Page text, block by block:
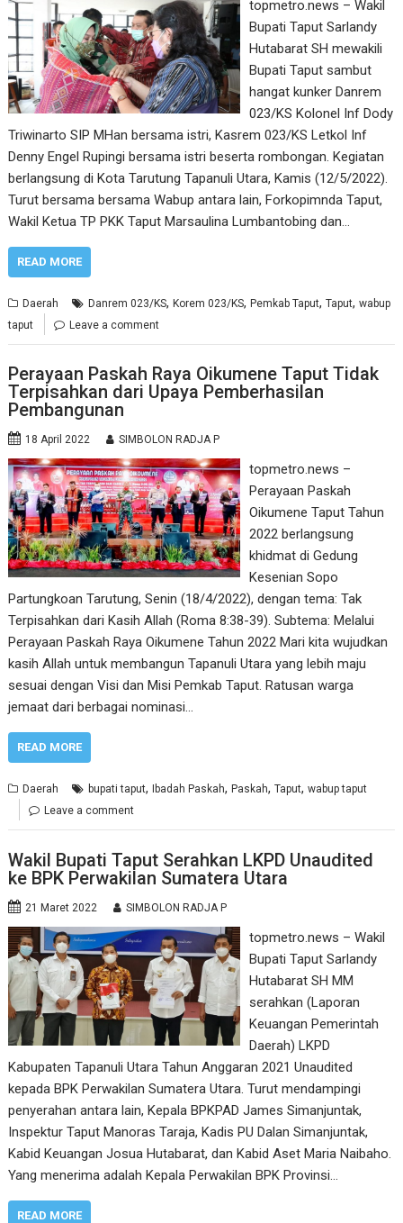
topmetro.news – Wakil
Bupati Taput Sarlandy
Hutabarat SH mewakili
Bupati Taput sambut
hangat kunker Danrem
023/KS Kolonel Inf Dody
Triwinarto SIP MHan bersama istri, Kasrem 023/KS Letkol Inf
Denny Engel Rupingi bersama istri beserta rombongan. Kegiatan
berlangsung di Kota Tarutung Tapanuli Utara, Kamis (12/5/2022).
Turut bersama bersama Wabup antara lain, Forkopimnda Taput,
Wakil Ketua TP PKK Taput Marsaulina Lumbantobing dan…
READ MORE
Daerah Danrem 023/KS,Korem 023/KS,Pemkab Taput,Taput,wabup
taput
Leave a comment
Perayaan Paskah Raya Oikumene Taput Tidak
Terpisahkan dari Upaya Pemberhasilan
Pembangunan
18 April 2022 SIMBOLON RADJA P
topmetro.news –
Perayaan Paskah
Oikumene Taput Tahun
2022 berlangsung
khidmat di Gedung
Kesenian Sopo
Partungkoan Tarutung, Senin (18/4/2022), dengan tema: Tak
Terpisahkan dari Kasih Allah (Roma 8:38-39). Subtema: Melalui
Perayaan Paskah Raya Oikumene Tahun 2022 Mari kita wujudkan
kasih Allah untuk membangun Tapanuli Utara yang lebih maju
sesuai dengan Visi dan Misi Pemkab Taput. Ratusan warga
jemaat dari berbagai nominasi…
READ MORE
Daerah bupati taput, Ibadah Paskah,Paskah,Taput,wabup taput
Leave a comment
Wakil Bupati Taput Serahkan LKPD Unaudited
ke BPK Perwakilan Sumatera Utara
21 Maret 2022 SIMBOLON RADJA P
topmetro.news – Wakil
Bupati Taput Sarlandy
Hutabarat SH MM
serahkan (Laporan
Keuangan Pemerintah
Daerah) LKPD
Kabupaten Tapanuli Utara Tahun Anggaran 2021 Unaudited
kepada BPK Perwakilan Sumatera Utara. Turut mendampingi
penyerahan antara lain, Kepala BPKPAD James Simanjuntak,
Inspektur Taput Manoras Taraja, Kadis PU Dalan Simanjuntak,
Kabid Keuangan Josua Hutabarat, dan Kabid Aset Maria Naibaho.
Yang menerima adalah Kepala Perwakilan BPK Provinsi…
READ MORE